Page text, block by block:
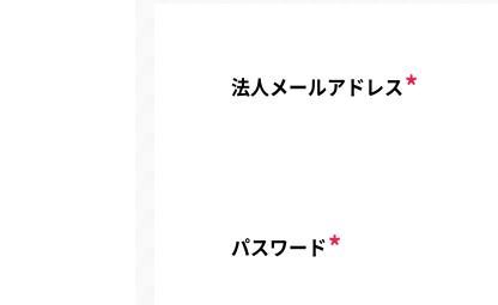
法人メールアドレス
パスワード